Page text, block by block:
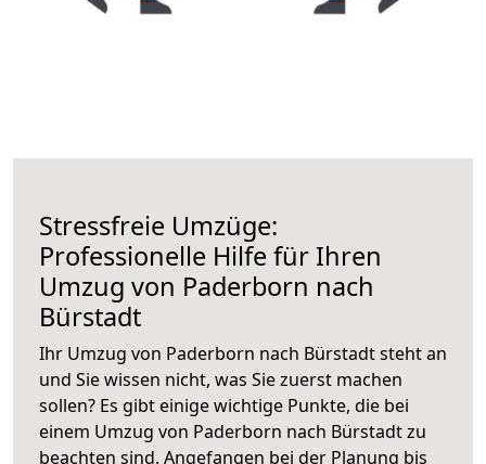
Stressfreie Umzüge:
Professionelle Hilfe für Ihren
Umzug von Paderborn nach
Bürstadt
Ihr Umzug von Paderborn nach Bürstadt steht an
und Sie wissen nicht, was Sie zuerst machen
sollen? Es gibt einige wichtige Punkte, die bei
einem Umzug von Paderborn nach Bürstadt zu
beachten sind. Angefangen bei der Planung bis